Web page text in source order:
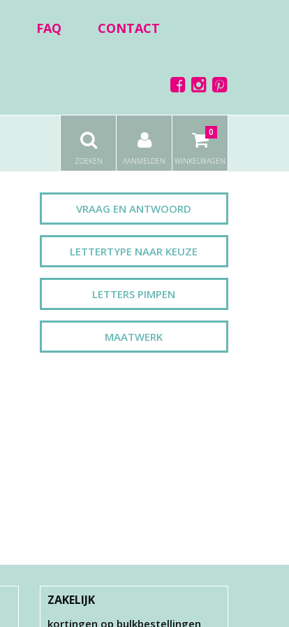
FAQ CONTACT
ZOEKEN AANMELDEN WINKELWAGEN
0
VRAAG EN ANTWOORD
LETTERTYPE NAAR KEUZE
LETTERS PIMPEN
MAATWERK
VOOR KERSTBALLEN
ZAKELIJK
kortingen op bulkbestellingen